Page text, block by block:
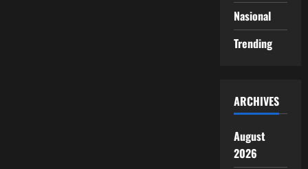
Nasional
Trending
ARCHIVES
August
2026